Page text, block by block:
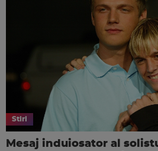
Stiri
Mesaj induiosator al